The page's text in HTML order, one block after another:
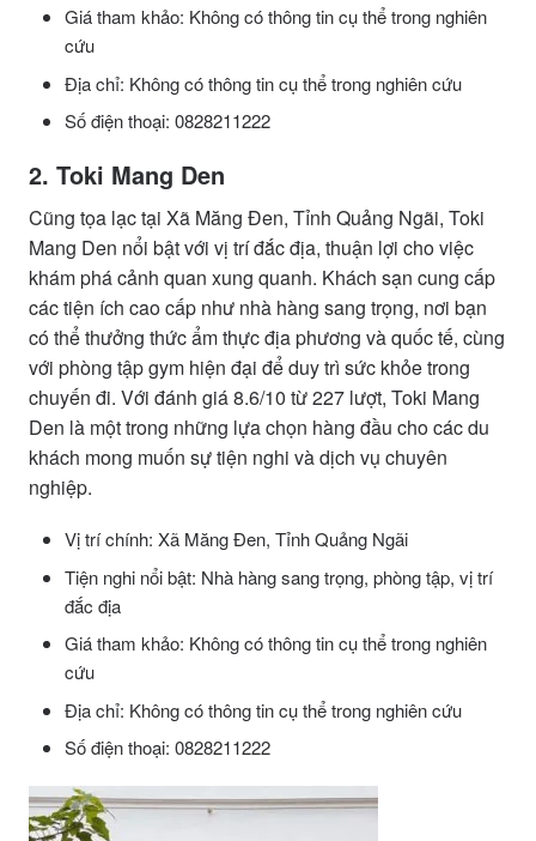
Giá tham khảo: Không có thông tin cụ thể trong nghiên
cứu
Địa chỉ: Không có thông tin cụ thể trong nghiên cứu
Số điện thoại: 0828211222
2. Toki Mang Den
Cũng tọa lạc tại Xã Măng Đen, Tỉnh Quảng Ngãi, Toki
Mang Den nổi bật với vị trí đắc địa, thuận lợi cho việc
khám phá cảnh quan xung quanh. Khách sạn cung cấp
các tiện ích cao cấp như nhà hàng sang trọng, nơi bạn
có thể thưởng thức ẩm thực địa phương và quốc tế, cùng
với phòng tập gym hiện đại để duy trì sức khỏe trong
chuyến đi. Với đánh giá 8.6/10 từ 227 lượt, Toki Mang
Den là một trong những lựa chọn hàng đầu cho các du
khách mong muốn sự tiện nghi và dịch vụ chuyên
nghiệp.
Vị trí chính: Xã Măng Đen, Tỉnh Quảng Ngãi
Tiện nghi nổi bật: Nhà hàng sang trọng, phòng tập, vị trí
đắc địa
Giá tham khảo: Không có thông tin cụ thể trong nghiên
cứu
Địa chỉ: Không có thông tin cụ thể trong nghiên cứu
Số điện thoại: 0828211222